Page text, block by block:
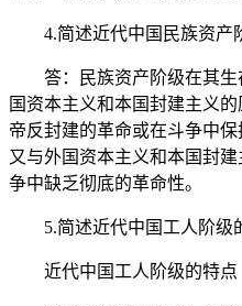
4.简述近代中国民族资产阶
答：民族资产阶级在其生
国资本主义和本国封建主义
帝反封建的革命或在斗争中
又与外国资本主义和本国封
争中缺乏彻底的革命性。
5.简述近代中国工人阶级的
近代中国工人阶级的特点